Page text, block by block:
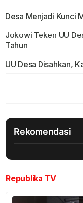
Desa Menjadi Kunci
Jokowi Teken UU
Tahun
UU Desa Disahkan,
Rekomendasi
Republika TV